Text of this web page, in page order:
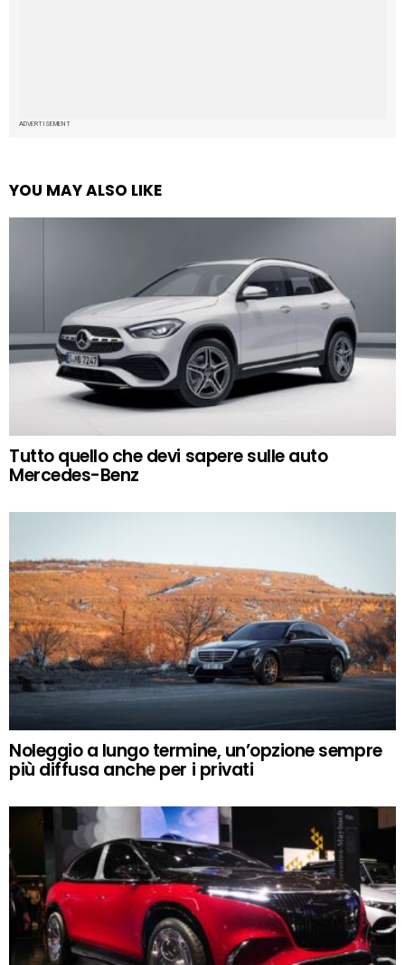
ADVERTISEMENT
YOU MAY ALSO LIKE
Tutto quello che devi sapere sulle auto
Mercedes-Benz
Noleggio a lungo termine, un’opzione sempre
più diffusa anche per i privati